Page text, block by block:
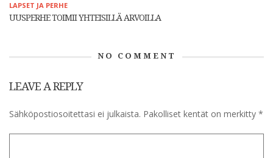
LAPSET JA PERHE
UUSPERHE TOIMII YHTEISILLÄ ARVOILLA
NO COMMENT
LEAVE A REPLY
Sähköpostiosoitettasi ei julkaista. Pakolliset kentät on merkitty *